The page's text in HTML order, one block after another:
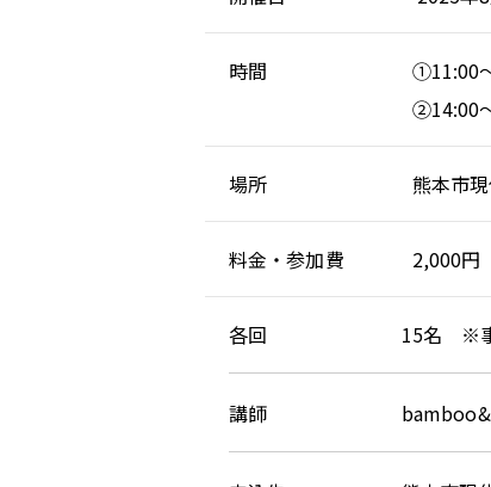
時間
①11:00
②14:00
場所 熊本市
料金・参加費 2,000円
各回 15名 ※事前
講師 bamboo&ciao(